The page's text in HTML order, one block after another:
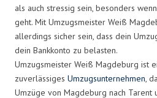
als auch stressig sein, besonders
geht. Mit Umzugsmeister Weiß
allerdings sicher sein, dass dein
dein Bankkonto zu belasten.
Umzugsmeister Weiß Magdeburg ist
zuverlässiges Umzugsunternehmen,
Umzüge von Magdeburg nach Tarent